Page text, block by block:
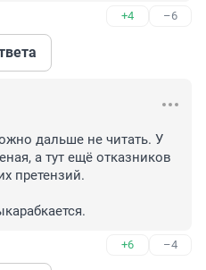
+4 –6
дальше не читать. У
а тут ещё отказников
претензий.
+6 –4